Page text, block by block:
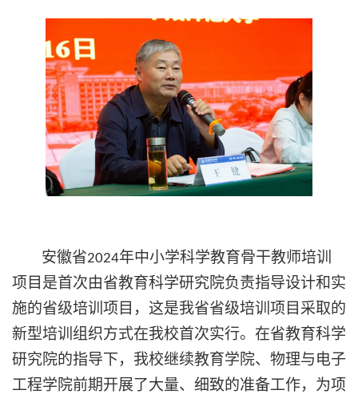
安徽省2024年中小学科学教育骨干教师培训
项目是首次由省教育科学研究院负责指导设计和实
施的省级培训项目，这是我省省级培训项目采取的
新型培训组织方式在我校首次实行。在省教育科学
研究院的指导下，我校继续教育学院、物理与电子
工程学院前期开展了大量、细致的准备工作，为项